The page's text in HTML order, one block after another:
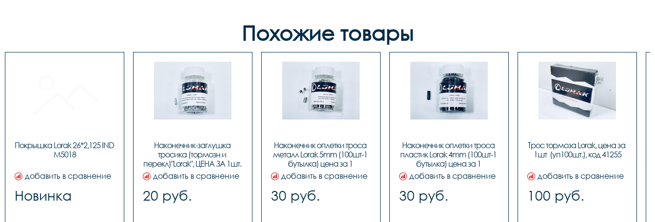
Похожие товары
Покрышка Lorak 26*2,125 IND
M5018
добавить в сравнение
Новинка
Наконечник-заглушка
тросика (тормозн и
перекл)"Lorak", ЦЕНА ЗА 1шт.
(100шт в бутылке)
добавить в сравнение
20 руб.
Наконечник оплетки троса
металл Lorak 5mm (100шт-1
бутылка) цена за 1
наконечник
добавить в сравнение
30 руб.
Наконечник оплетки троса
пластик Lorak 4mm (100шт-1
бутылка) цена за 1
наконечник
добавить в сравнение
30 руб.
Трос тормоза Lorak, цена за
1шт  (уп100шт.), код 41255
добавить в сравнение
100 руб.